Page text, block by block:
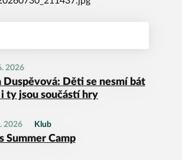
2026
Duspěvová: Děti se nesmí bát
ty jsou součástí hry
2026 Klub
Summer Camp